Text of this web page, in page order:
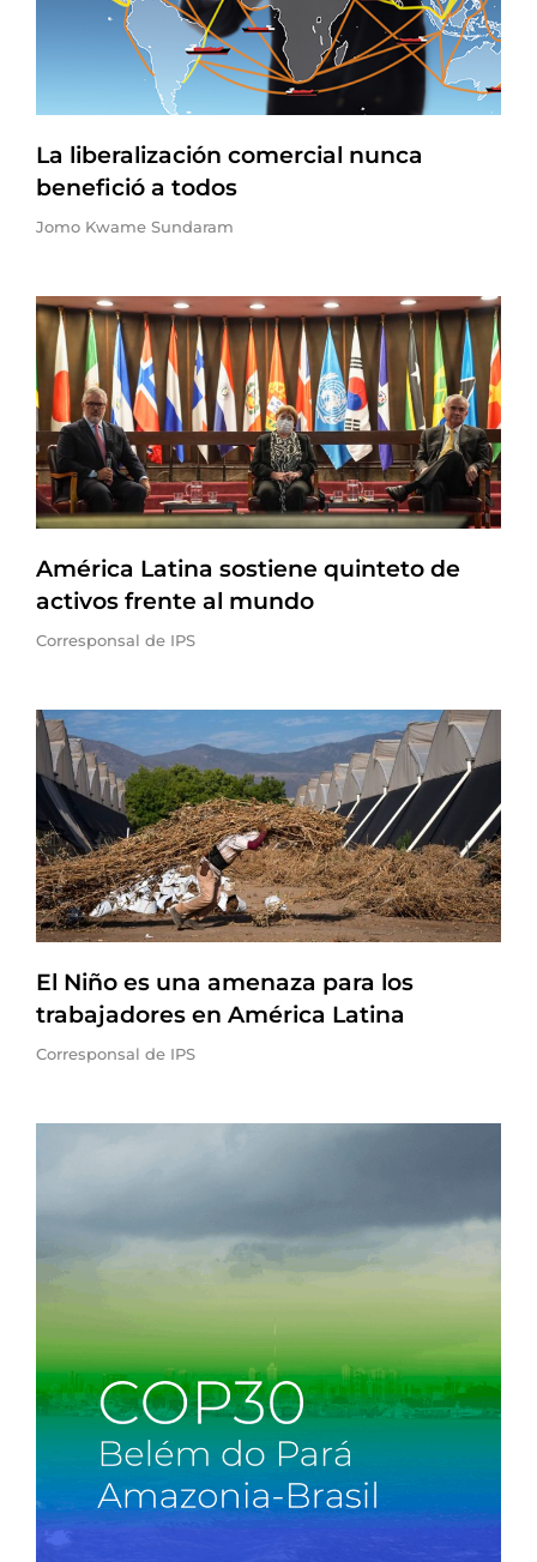
La liberalización comercial nunca
benefició a todos
Jomo Kwame Sundaram
América Latina sostiene quinteto de
activos frente al mundo
Corresponsal de IPS
El Niño es una amenaza para los
trabajadores en América Latina
Corresponsal de IPS